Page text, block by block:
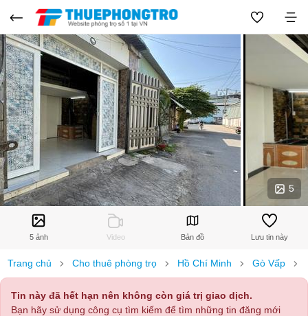
5
5 ảnh Video Bản đồ Lưu tin này
Trang chủ Cho thuê phòng trọ Hồ Chí Minh Gò Vấp
Tin này đã hết hạn nên không còn giá trị giao dịch.
Bạn hãy sử dụng công cụ tìm kiếm để tìm những tin đăng mới